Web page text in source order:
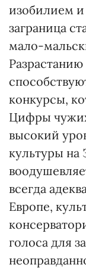
изобилием и
заграница
мало-
конкурсы,
Цифры
высокий
культуры на
всегда
Европе,
голоса для